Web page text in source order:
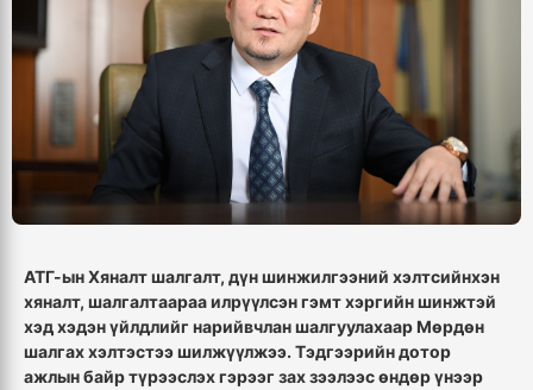
АТГ-ын Хяналт шалгалт, дүн шинжилгээний хэлтсийнхэн
хяналт, шалгалтаараа илрүүлсэн гэмт хэргийн шинжтэй
хэд хэдэн үйлдлийг нарийвчлан шалгуулахаар Мөрдөн
шалгах хэлтэстээ шилжүүлжээ. Тэдгээрийн дотор
ажлын байр түрээслэх гэрээг зах зээлээс өндөр үнээр